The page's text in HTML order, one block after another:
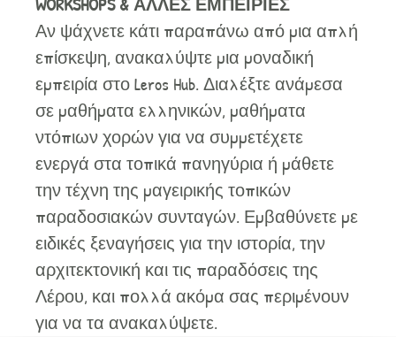
Αν ψάχνετε κάτι παραπάνω από μια απλή
επίσκεψη, ανακαλύψτε μια μοναδική
εμπειρία στο Leros Hub. Διαλέξτε ανάμεσα
σε μαθήματα ελληνικών, μαθήματα
ντόπιων χορών για να συμμετέχετε
ενεργά στα τοπικά πανηγύρια ή μάθετε
την τέχνη της μαγειρικής τοπικών
παραδοσιακών συνταγών. Εμβαθύνετε με
ειδικές ξεναγήσεις για την ιστορία, την
αρχιτεκτονική και τις παραδόσεις της
Λέρου, και πολλά ακόμα σας περιμένουν
για να τα ανακαλύψετε.